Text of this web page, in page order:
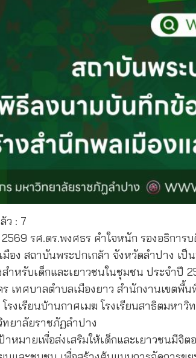
ว : 7
รศ.ดร.พงศธร คำใจหนัก รองอธิกา
อง สถาบันพระปกเกล้า จังหวัดลำปาง เป็
สำหรับเด็กและเยาวชนในชุมชน ประจำ
ร เทศบาลตำบลเมืองยาว สำนักงานเขตพื้
โรงเรียนบ้านกาศเมฆ โรงเรียนสาธิตม
ยาลัยราชภัฏลำปาง
าหมายเพื่อส่งเสริมให้เด็กและเยาวชนมี